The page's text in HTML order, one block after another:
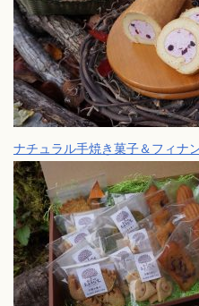
ナチュラル手焼き菓子＆フィナ